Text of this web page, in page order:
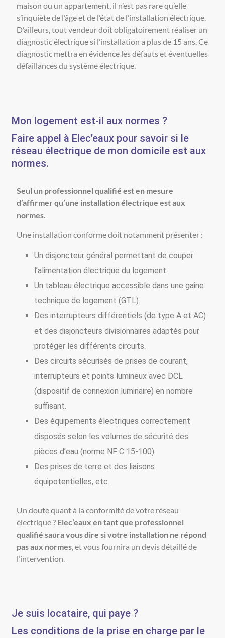
maison ou un appartement, il n’est pas rare qu’elle
s’inquiète de l’âge et de l’état de l’installation électrique.
D’ailleurs, tout vendeur doit obligatoirement réaliser un
diagnostic électrique si l’installation a plus de 15 ans. Ce
diagnostic mettra en évidence les défauts et éventuelles
défaillances du système électrique.
Mon logement est-il aux normes ?
Faire appel à Elec’eaux pour savoir si le
réseau électrique de mon domicile est aux
normes.
Seul un professionnel qualifié est en mesure
d’affirmer qu’une installation électrique est aux
normes.
Une installation conforme doit notamment présenter :
Un disjoncteur général permettant de couper
l’alimentation électrique du logement.
Un tableau électrique accessible dans une gaine
technique de logement (GTL).
Des interrupteurs différentiels (de type A et AC)
et des disjoncteurs divisionnaires adaptés pour
protéger les différents circuits.
Des circuits sécurisés de prises de courant,
interrupteurs et points lumineux avec DCL
(dispositif de connexion luminaire) en nombre
suffisant.
Des équipements électriques correctement
disposés selon les volumes de sécurité des
pièces d’eau (norme NF C 15-100).
Des prises de terre et des liaisons
équipotentielles, etc.
Un doute quant à la conformité de votre réseau
électrique ? Elec’eaux en tant que professionnel
qualifié saura vous dire si votre installation ne répond
pas aux normes, et vous fournira un devis détaillé de
l’intervention.
Je suis locataire, qui paye ?
Les conditions de la prise en charge par le